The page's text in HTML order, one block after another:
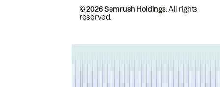
© 2026 Semrush Holdings.All rights
reserved.